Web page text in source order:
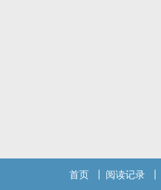
首页 阅读记录